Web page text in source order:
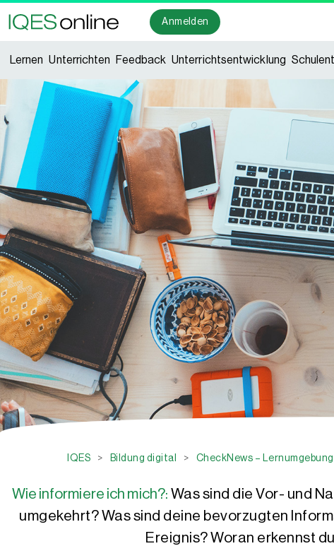
Anmelden
Lernen Unterrichten Feedback Unterrichtsentwicklung
IQES > Bildung digital > CheckNews –
Wie informiere ich mich?: Was sind die Vor- und
umgekehrt? Was sind deine bevorzugten
Ereignis? Woran erkennst